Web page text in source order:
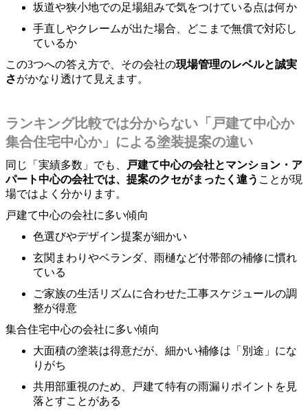
坂道や狭小地での足場組みで気をつけている点は何か
手直しやクレームが出た場合、どこまで無償で対応し
ているか
この3つへの答え方で、その会社の現場管理のレベルと誠実
さがかなり透けて見えます。
ランキング比較では分からない「戸建て中心か
集合住宅中心か」による塗装提案の違い
同じ「実績多数」でも、
戸建て中心の会社とマンション・ア
パート中心の会社では、提案のクセがまったく違う ことが現
場ではよく分かります。
戸建て中心の会社に多い傾向
色選びやデザイン提案が細かい
玄関まわりやベランダ、雨樋など付帯部の補修に慣れ
ている
ご家族の生活リズムに合わせた工事スケジュールの調
整が得意
集合住宅中心の会社に多い傾向
大面積の塗装は得意だが、細かい補修は「別途」にな
りがち
共用部重視のため、戸建て特有の雨漏りポイントを見
落とすことがある